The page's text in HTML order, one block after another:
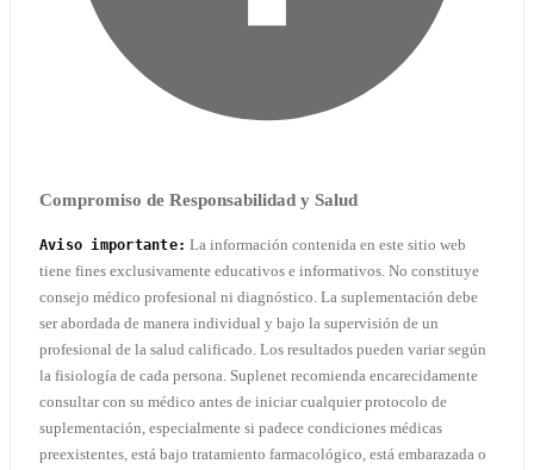
Compromiso de Responsabilidad y Salud
Aviso importante: La información contenida en este sitio web
tiene fines exclusivamente educativos e informativos. No constituye
consejo médico profesional ni diagnóstico. La suplementación debe
ser abordada de manera individual y bajo la supervisión de un
profesional de la salud calificado. Los resultados pueden variar según
la fisiología de cada persona. Suplenet recomienda encarecidamente
consultar con su médico antes de iniciar cualquier protocolo de
suplementación, especialmente si padece condiciones médicas
preexistentes, está bajo tratamiento farmacológico, está embarazada o